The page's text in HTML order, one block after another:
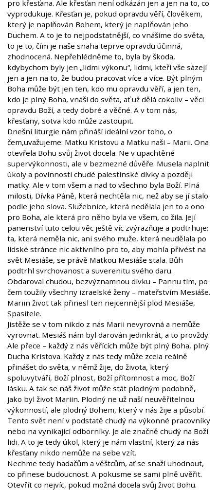
pro křesťana. Ale křesťan není odkázán jen a jen na to, co
vyprodukuje. Křesťan je, pokud opravdu věří, člověkem,
který je naplňován Bohem, který je naplňován jeho
Duchem. A to je to nejpodstatnější, co vnášíme do světa,
to je to, čím je naše snaha teprve opravdu účinná,
zhodnocená. Nepřehlédněme to, byla by škoda,
kdybychom byly jen „lidmi výkonu“, lidmi, kteří vše sázejí
jen a jen na to, že budou pracovat více a více. Být plným
Boha může být jen ten, kdo mu opravdu věří, a jen ten,
kdo je plný Boha, vnáší do světa, ať už dělá cokoliv – věci
opravdu Boží, a tedy dobré a věčné. A v tom nás,
křesťany, sotva kdo může zastoupit.
Dnešní liturgie nám přináší ideální vzor toho, o
čem,uvažujeme: Matku Kristovu a Matku naši – Marii. Ona
otevřela Bohu svůj život docela. Ne v upachtěné
supervýkonnosti, ale v bezmezné důvěře. Musela naplnit
úkoly a povinnosti chudé palestinské dívky a později
matky. Ale v tom všem a nad to všechno byla Boží. Plná
milosti, Dívka Páně, která nechtěla nic, než aby se jí stalo
podle jeho slova. Služebnice, která nedělala jen to a ono
pro Boha, ale která pro něho byla ve všem, co žila. Její
panenství tuto celou věc ještě víc zvýrazňuje a podtrhuje:
ta, která neměla nic, ani svého muže, která neudělala po
lidské stránce nic aktivního pro to, aby mohla přivést na
svět Mesiáše, se právě Matkou Mesiáše stala. Bůh
podtrhl svrchovanost a suverenitu svého daru.
Obdaroval chudou, bezvýznamnou dívku – Pannu tím, po
čem toužily všechny izraelské ženy – mateřstvím Mesiáše.
Mariin život tak přinesl ten nejcennější plod Mesiáše,
Spasitele.
Jistěže se v tom nikdo z nás Marii nevyrovná a nemůže
vyrovnat. Mesiáš nám byl darován jedinkrát, a to provždy.
Ale přece – každý z nás věřících může být plný Boha, plný
Ducha Kristova. Každý z nás tedy může zcela reálně
přinášet do světa, v němž žije, do života, který
spoluvytváří, Boží plnost, Boží přítomnost a moc, Boží
lásku. A tak se náš život může stát plodným podobně,
jako byl život Mariin. Plodný ne už naší neuvěřitelnou
výkonností, ale plodný Bohem, který v nás žije a působí.
Tento svět není v podstatě chudý na výkonné pracovníky
nebo na vynikající odborníky. Je ale značně chudý na Boží
lidi. A to je tedy úkol, který je nám vlastní, který za nás
křesťany nikdo nemůže na sebe vzít.
Nechme tedy hadačům a věštcům, ať se snaží uhodnout,
co přinese budoucnost. A pokusme se sami plně uvěřit.
Otevřít co nejvíc, pokud možná docela svůj život Bohu.